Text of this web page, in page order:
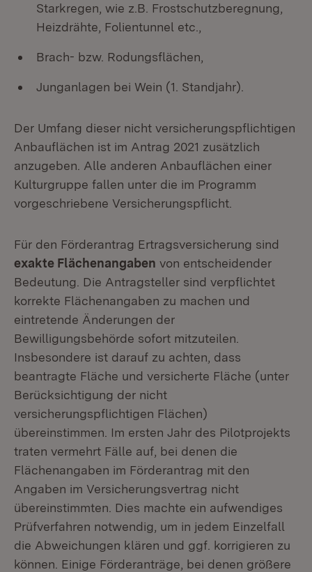
Starkregen, wie z.B. Frostschutzberegnung,
Heizdrähte, Folientunnel etc.,
Brach- bzw. Rodungsflächen,
Junganlagen bei Wein (1. Standjahr).
Der Umfang dieser nicht versicherungspflichtigen
Anbauflächen ist im Antrag 2021 zusätzlich
anzugeben. Alle anderen Anbauflächen einer
Kulturgruppe fallen unter die im Programm
vorgeschriebene Versicherungspflicht.
Für den Förderantrag Ertragsversicherung sind
exakte Flächenangaben von entscheidender
Bedeutung. Die Antragsteller sind verpflichtet
korrekte Flächenangaben zu machen und
eintretende Änderungen der
Bewilligungsbehörde sofort mitzuteilen.
Insbesondere ist darauf zu achten, dass
beantragte Fläche und versicherte Fläche (unter
Berücksichtigung der nicht
versicherungspflichtigen Flächen)
übereinstimmen. Im ersten Jahr des Pilotprojekts
traten vermehrt Fälle auf, bei denen die
Flächenangaben im Förderantrag mit den
Angaben im Versicherungsvertrag nicht
übereinstimmten. Dies machte ein aufwendiges
Prüfverfahren notwendig, um in jedem Einzelfall
die Abweichungen klären und ggf. korrigieren zu
können. Einige Förderanträge, bei denen größere